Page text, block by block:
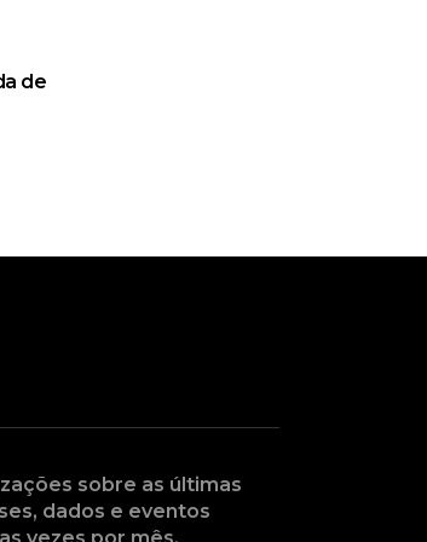
de
sobre as últimas
dados e eventos